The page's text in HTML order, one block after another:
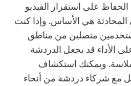
على استقرار الفيديو
هي الأساس. وإذا كنت
متصلين من مناطق
الأداء قد يجعل الدردشة
سلاسة. ويمكنك استكشاف
مع شركاء دردشة من أنحاء